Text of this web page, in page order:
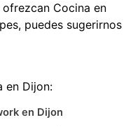
Cocina en
puedes sugerirnos
en Dijon:
en Dijon